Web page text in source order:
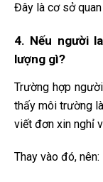
Đây là cơ sở
4. Nếu người
lượng gì?
Trường hợp
thấy môi trường
viết đơn xin nghỉ
Thay vào đó, nên: